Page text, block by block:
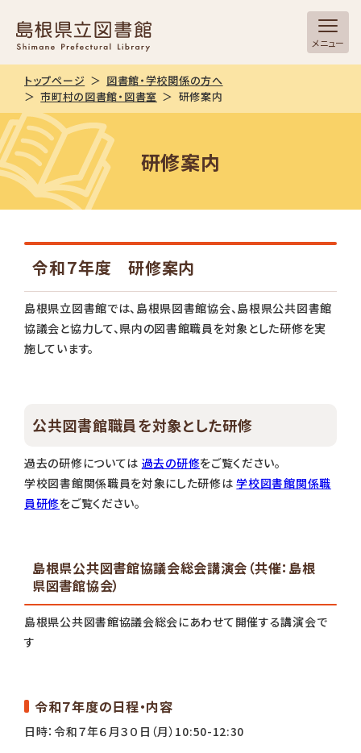
メニュー
トップページ
図書館・学校関係の方へ
市町村の図書館・図書室
研修案内
研修案内
令和７年度 研修案内
島根県立図書館では、島根県図書館協会、島根県公共図書館
協議会と協力して、県内の図書館職員を対象とした研修を実
施しています。
公共図書館職員を対象とした研修
過去の研修については 過去の研修をご覧ください。
学校図書館関係職員を対象にした研修は学校図書館関係職
員研修をご覧ください。
島根県公共図書館協議会総会講演会（共催：島根
県図書館協会）
島根県公共図書館協議会総会にあわせて開催する講演会で
す
令和７年度の日程・内容
日時：令和７年６月３０日（月）10:50-12:30